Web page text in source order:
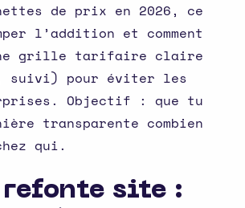
de prix en 2026, ce
l’addition et comment
grille tarifaire claire
suivi) pour éviter les
Objectif : que tu
transparente combien
qui.
refonte site :